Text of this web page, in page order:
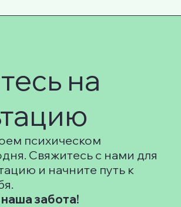
на
психическом
Свяжитесь с нами для
и начните путь к
забота!